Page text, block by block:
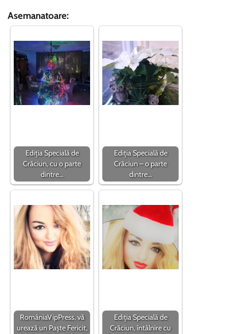
Asemanatoare:
Ediția Specială de
Crăciun, cu o parte
dintre…
Ediția Specială de
Crăciun – o parte
dintre…
RomâniaVipPress, vă
urează un Paște Fericit,
Ediția Specială de
Crăciun, întâlnire cu